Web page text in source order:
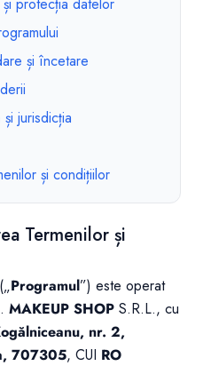
și încetare
jurisdicția
și condițiilor
Termenilor și
Programul”) este operat
MAKEUP SHOP S.R.L., cu
nr. 2,
707305, CUI RO